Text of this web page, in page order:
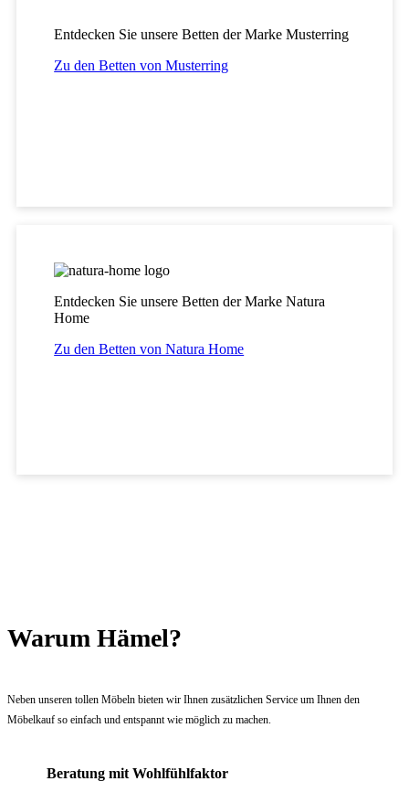
Entdecken Sie unsere Betten der Marke Musterring
Zu den Betten von Musterring
Entdecken Sie unsere Betten der Marke Natura
Home
Zu den Betten von Natura Home
Warum Hämel?
Neben unseren tollen Möbeln bieten wir Ihnen zusätzlichen Service um Ihnen den
Möbelkauf so einfach und entspannt wie möglich zu machen.
Beratung mit Wohlfühlfaktor